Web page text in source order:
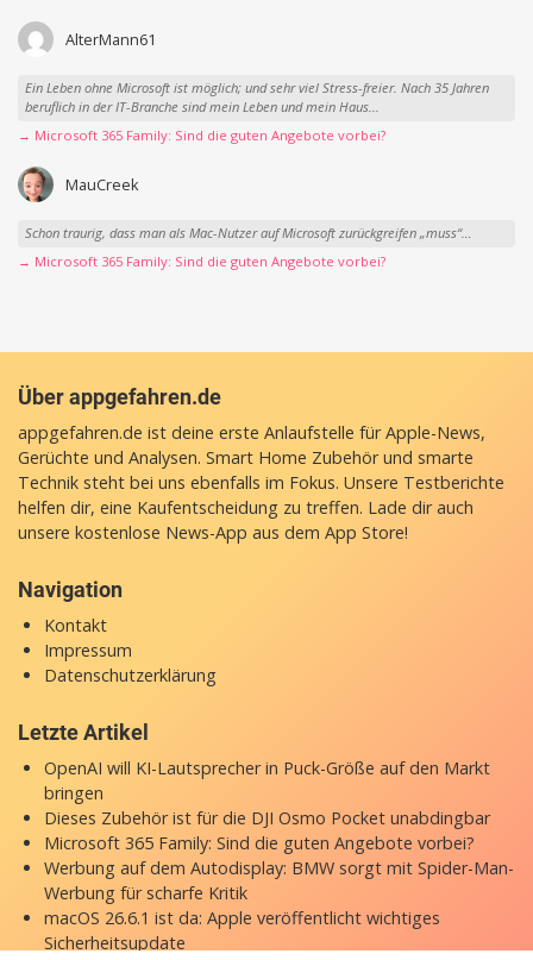
AlterMann61
Ein Leben ohne Microsoft ist möglich; und sehr viel Stress-freier. Nach 35 Jahren
beruflich in der IT-Branche sind mein Leben und mein Haus...
→ Microsoft 365 Family: Sind die guten Angebote vorbei?
MauCreek
Schon traurig, dass man als Mac-Nutzer auf Microsoft zurückgreifen „muss“…
→ Microsoft 365 Family: Sind die guten Angebote vorbei?
Über appgefahren.de
appgefahren.de ist deine erste Anlaufstelle für Apple-News,
Gerüchte und Analysen. Smart Home Zubehör und smarte
Technik steht bei uns ebenfalls im Fokus. Unsere Testberichte
helfen dir, eine Kaufentscheidung zu treffen. Lade dir auch
unsere kostenlose News-App aus dem App Store!
Navigation
Kontakt
Impressum
Datenschutzerklärung
Letzte Artikel
OpenAI will KI-Lautsprecher in Puck-Größe auf den Markt
bringen
Dieses Zubehör ist für die DJI Osmo Pocket unabdingbar
Microsoft 365 Family: Sind die guten Angebote vorbei?
Werbung auf dem Autodisplay: BMW sorgt mit Spider-Man-
Werbung für scharfe Kritik
macOS 26.6.1 ist da: Apple veröffentlicht wichtiges
Sicherheitsupdate